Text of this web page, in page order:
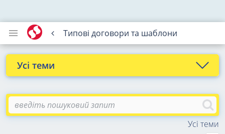
Типові договори та шаблони
Усі теми
Організація господарської діяльності
Усі теми